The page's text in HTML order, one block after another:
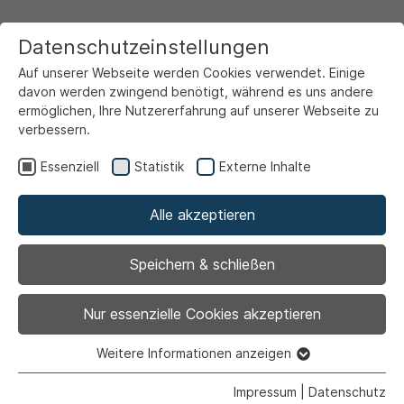
Verbraucherzentrale
Ahlen: Gräber
umweltfreundlich
Datenschutzeinstellungen
Auf unserer Webseite werden Cookies verwendet. Einige
davon werden zwingend benötigt, während es uns andere
ermöglichen, Ihre Nutzererfahrung auf unserer Webseite zu
verbessern.
Essenziell Statistik Externe Inhalte
Alle akzeptieren
Speichern & schließen
Nur essenzielle Cookies akzeptieren
Essenzielle Cookies werden für grundlegende Funktionen
Weitere Informationen anzeigen
Impressum Datenschutz